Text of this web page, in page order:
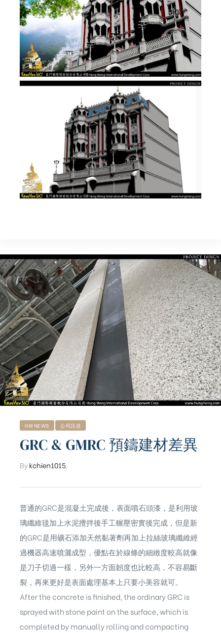
HM NEWS 公司訊息
GRC & GMRC 預鑄建材差異
Bykchien1015
普通的GRC是混凝土完成後，表面噴石頭漆，是利用玻
璃纖維毯加上水泥攪拌後手工輾壓密實後完成，但是新
的GRC是用礦石添加天然黏著劑再加上拉絲玻璃纖維經
過機器高速噴灑成型，優點在於線條的細緻度較高就像
是刀子切過一樣，另外一方面韌度也比較高，不容易斷
裂，再來更好是表面處理基本上只要小美容就可。
After the concrete is finished, the ordinary GRC is
sprayed with stone paint on the surface, which is
completed by manually rolling and compacting